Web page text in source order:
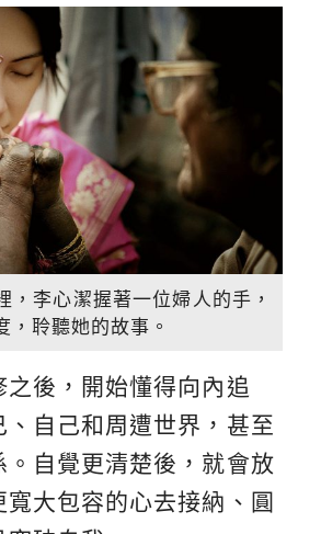
，李心潔握著一位婦人的手，
，聆聽她的故事。
後，開始懂得向內追
、自己和周遭世界，甚至
。自覺更清楚後，就會放
寬大包容的心去接納、圓